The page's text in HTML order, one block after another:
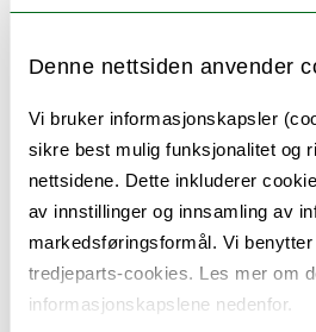
Denne nettsiden anvender
Vi bruker informasjonskapsler
sikre best mulig funksjonalitet og
nettsidene. Dette inkluderer
av innstillinger og innsamling av
markedsføringsformål. Vi
tredjeparts-cookies. Les mer om
informasjonskapslene nedenfor.
Berge (leder)
Norsk Polarinstitutt –
Koç (
nestleder)
Stiftelsen Nansen senter
– Direktør Tore Furevik (
Fridtjof Nansens Institutt –
Vidas
Havforskningsinstituttet –
Meteorologisk institutt –